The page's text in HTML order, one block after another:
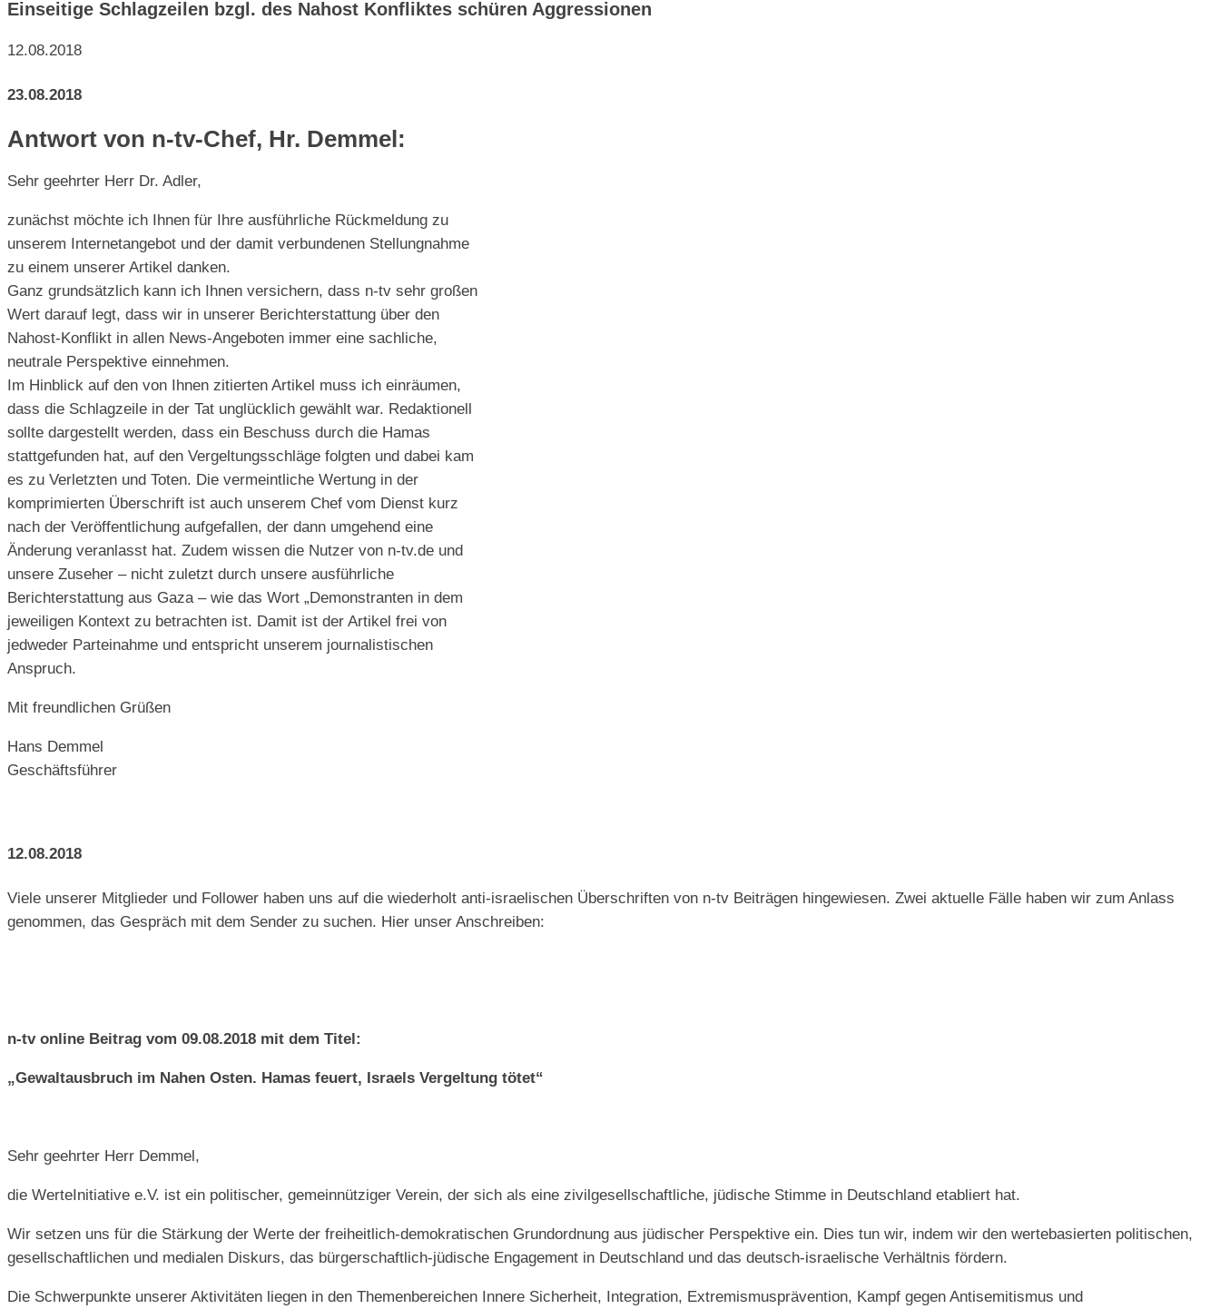
Einseitige Schlagzeilen bzgl. des Nahost Konfliktes schüren Aggressionen
12.08.2018
23.08.2018
Antwort von n-tv-Chef, Hr. Demmel:
Sehr geehrter Herr Dr. Adler,
zunächst möchte ich Ihnen für Ihre ausführliche Rückmeldung zu
unserem Internetangebot und der damit verbundenen Stellungnahme
zu einem unserer Artikel danken.
Ganz grundsätzlich kann ich Ihnen versichern, dass n-tv sehr großen
Wert darauf legt, dass wir in unserer Berichterstattung über den
Nahost-Konflikt in allen News-Angeboten immer eine sachliche,
neutrale Perspektive einnehmen.
Im Hinblick auf den von Ihnen zitierten Artikel muss ich einräumen,
dass die Schlagzeile in der Tat unglücklich gewählt war. Redaktionell
sollte dargestellt werden, dass ein Beschuss durch die Hamas
stattgefunden hat, auf den Vergeltungsschläge folgten und dabei kam
es zu Verletzten und Toten. Die vermeintliche Wertung in der
komprimierten Überschrift ist auch unserem Chef vom Dienst kurz
nach der Veröffentlichung aufgefallen, der dann umgehend eine
Änderung veranlasst hat. Zudem wissen die Nutzer von n-tv.de und
unsere Zuseher – nicht zuletzt durch unsere ausführliche
Berichterstattung aus Gaza – wie das Wort „Demonstranten in dem
jeweiligen Kontext zu betrachten ist. Damit ist der Artikel frei von
jedweder Parteinahme und entspricht unserem journalistischen
Anspruch.
Mit freundlichen Grüßen
Hans Demmel
Geschäftsführer
12.08.2018
Viele unserer Mitglieder und Follower haben uns auf die wiederholt anti-israelischen Überschriften von n-tv Beiträgen hingewiesen. Zwei aktuelle Fälle haben wir zum Anlass
genommen, das Gespräch mit dem Sender zu suchen. Hier unser Anschreiben:
n-tv online Beitrag vom 09.08.2018 mit dem Titel:
„Gewaltausbruch im Nahen Osten. Hamas feuert, Israels Vergeltung tötet“
Sehr geehrter Herr Demmel,
die WerteInitiative e.V. ist ein politischer, gemeinnütziger Verein, der sich als eine zivilgesellschaftliche, jüdische Stimme in Deutschland etabliert hat.
Wir setzen uns für die Stärkung der Werte der freiheitlich-demokratischen Grundordnung aus jüdischer Perspektive ein. Dies tun wir, indem wir den wertebasierten politischen,
gesellschaftlichen und medialen Diskurs, das bürgerschaftlich-jüdische Engagement in Deutschland und das deutsch-israelische Verhältnis fördern.
Die Schwerpunkte unserer Aktivitäten liegen in den Themenbereichen Innere Sicherheit, Integration, Extremismusprävention, Kampf gegen Antisemitismus und